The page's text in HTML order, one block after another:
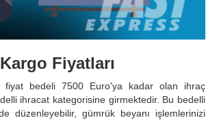
Fiyatları
fiyat bedeli 7500 Euro'ya kadar olan ihraç
ihracat kategorisine girmektedir. Bu bedelli
düzenleyebilir, gümrük beyanı işlemlerinizi